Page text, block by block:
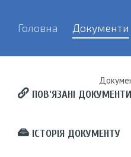
Головна Документи
ПОВ’ЯЗАНІ ДОКУМЕНТИ
ІСТОРІЯ ДОКУМЕНТУ